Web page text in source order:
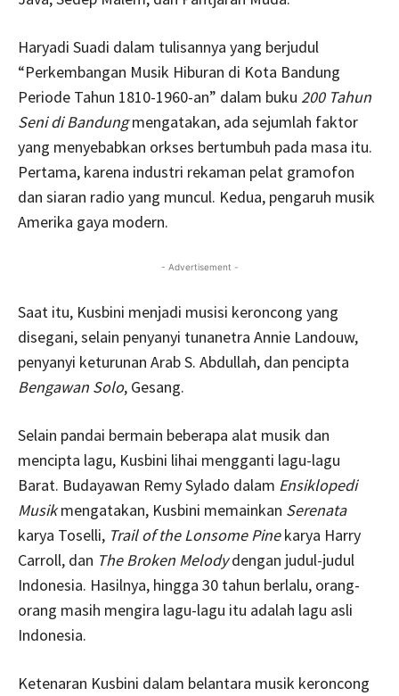
Haryadi Suadi dalam tulisannya yang berjudul
“Perkembangan Musik Hiburan di Kota Bandung
Periode Tahun 1810-1960-an” dalam buku 200 Tahun
Seni di Bandungmengatakan, ada sejumlah faktor
yang menyebabkan orkses bertumbuh pada masa itu.
Pertama, karena industri rekaman pelat gramofon
dan siaran radio yang muncul. Kedua, pengaruh musik
Amerika gaya modern.
- Advertisement -
Saat itu, Kusbini menjadi musisi keroncong yang
disegani, selain penyanyi tunanetra Annie Landouw,
penyanyi keturunan Arab S. Abdullah, dan pencipta
Bengawan Solo, Gesang.
Selain pandai bermain beberapa alat musik dan
mencipta lagu, Kusbini lihai mengganti lagu-lagu
Barat. Budayawan Remy Sylado dalam Ensiklopedi
Musikmengatakan, Kusbini memainkan Serenata
karya Toselli, Trail of the Lonsome Pinekarya Harry
Carroll, dan The Broken Melodydengan judul-judul
Indonesia. Hasilnya, hingga 30 tahun berlalu, orang-
orang masih mengira lagu-lagu itu adalah lagu asli
Indonesia.
Ketenaran Kusbini dalam belantara musik keroncong